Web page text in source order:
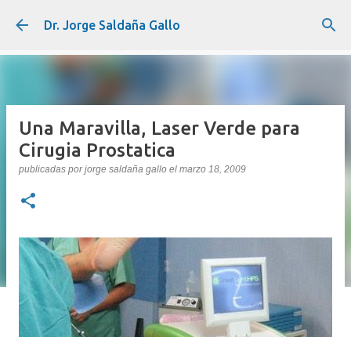
Ir al contenido principal
Dr. Jorge Saldaña Gallo
Una Maravilla, Laser Verde para
Cirugia Prostatica
publicadas porjorge saldaña gallo el marzo 18, 2009